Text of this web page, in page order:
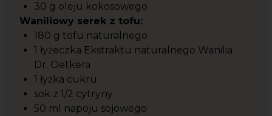
30 g oleju kokosowego
Waniliowy serek z tofu:
180 g tofu naturalnego
1 łyżeczka Ekstraktu naturalnego Wanilia
Dr. Oetkera
1 łyżka cukru
sok z 1/2 cytryny
50 ml napoju sojowego